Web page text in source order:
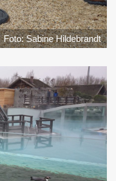
Foto: Sabine Hildebrandt